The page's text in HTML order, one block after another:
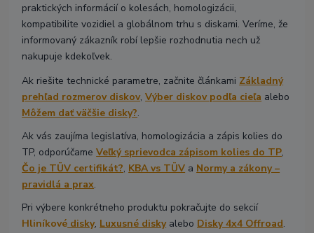
praktických informácií o kolesách, homologizácii,
kompatibilite vozidiel a globálnom trhu s diskami. Veríme, že
informovaný zákazník robí lepšie rozhodnutia nech už
nakupuje kdekoľvek.
Ak riešite technické parametre, začnite článkami Základný
prehľad rozmerov diskov,Výber diskov podľa cieľa alebo
Môžem dať väčšie disky?.
Ak vás zaujíma legislatíva, homologizácia a zápis kolies do
TP, odporúčameVeľký sprievodca zápisom kolies do TP,
Čo je TÜV certifikát?, KBA vs TÜV a Normy a zákony –
pravidlá a prax.
Pri výbere konkrétneho produktu pokračujte do sekcií
Hliníkové disky, Luxusné diskyalebo Disky 4x4 Offroad.